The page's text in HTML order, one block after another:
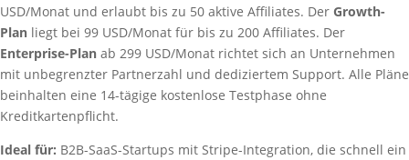
USD/Monat und erlaubt bis zu 50 aktive Affiliates. Der Growth-
Plan liegt bei 99 USD/Monat für bis zu 200 Affiliates. Der
Enterprise-Plan ab 299 USD/Monat richtet sich an Unternehmen
mit unbegrenzter Partnerzahl und dediziertem Support. Alle Pläne
beinhalten eine 14-tägige kostenlose Testphase ohne
Kreditkartenpflicht.
Ideal für: B2B-SaaS-Startups mit Stripe-Integration, die schnell ein